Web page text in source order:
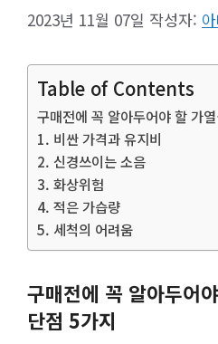
2023년 11월 07일 작성자:
Table of Contents
구매전에 꼭 알아두어야 할 가
1. 비싼 가격과 유지비
2. 신경쓰이는 소음
3. 화상위험
4. 적은 가습량
5. 세척의 어려움
구매전에 꼭 알아두어
단점 5가지